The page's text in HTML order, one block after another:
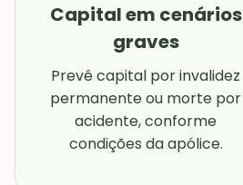
Capital em cenários
graves
Prevê capital por invalidez
permanente ou morte por
acidente, conforme
condições da apólice.